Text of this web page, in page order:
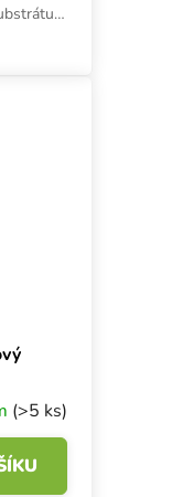
(>5 ks)